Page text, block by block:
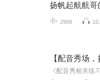
扬帆起航航哥
2909
【配音秀场，